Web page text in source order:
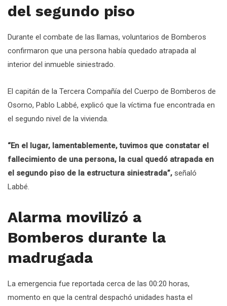
del segundo piso
Durante el combate de las llamas, voluntarios de Bomberos
confirmaron que una persona había quedado atrapada al
interior del inmueble siniestrado.
El capitán de la Tercera Compañía del Cuerpo de Bomberos de
Osorno, Pablo Labbé, explicó que la víctima fue encontrada en
el segundo nivel de la vivienda.
“En el lugar, lamentablemente, tuvimos que constatar el
fallecimiento de una persona, la cual quedó atrapada en
el segundo piso de la estructura siniestrada”, señaló
Labbé.
Alarma movilizó a
Bomberos durante la
madrugada
La emergencia fue reportada cerca de las 00:20 horas,
momento en que la central despachó unidades hasta el